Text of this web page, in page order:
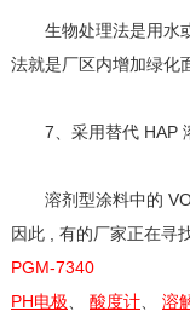
生物处理法是用水或
法就是厂区内增加绿化
7、采用替代 HAP
溶剂型涂料中的
因此 , 有的厂家正在寻
PGM-7340
PH电极、 酸度计、 溶